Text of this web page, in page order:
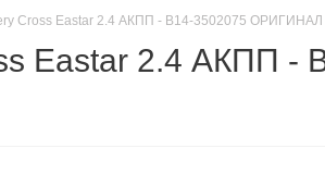
Cross Eastar 2.4 АКПП - B14-3502075 ОРИГИНАЛ
Eastar 2.4 АКПП -